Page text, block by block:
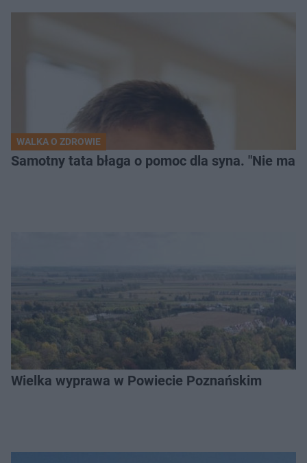
WALKA O ZDROWIE
Samotny tata błaga o pomoc dla syna. "Nie
Wielka wyprawa w Powiecie Poznańskim